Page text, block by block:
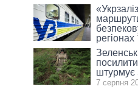
регіонах
штурмує
7 серпня